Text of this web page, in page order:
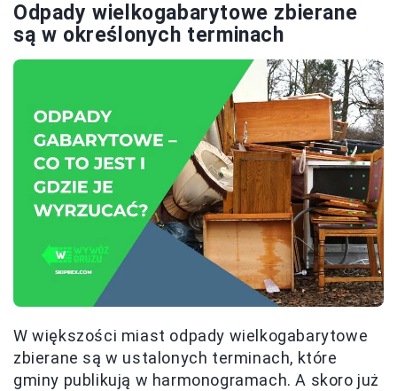
Odpady wielkogabarytowe zbierane
są w określonych terminach
W większości miast odpady wielkogabarytowe
zbierane są w ustalonych terminach, które
gminy publikują w harmonogramach. A skoro już